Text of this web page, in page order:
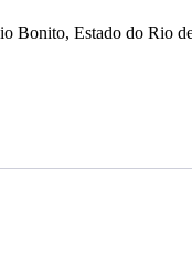
Bonito, Estado do Rio